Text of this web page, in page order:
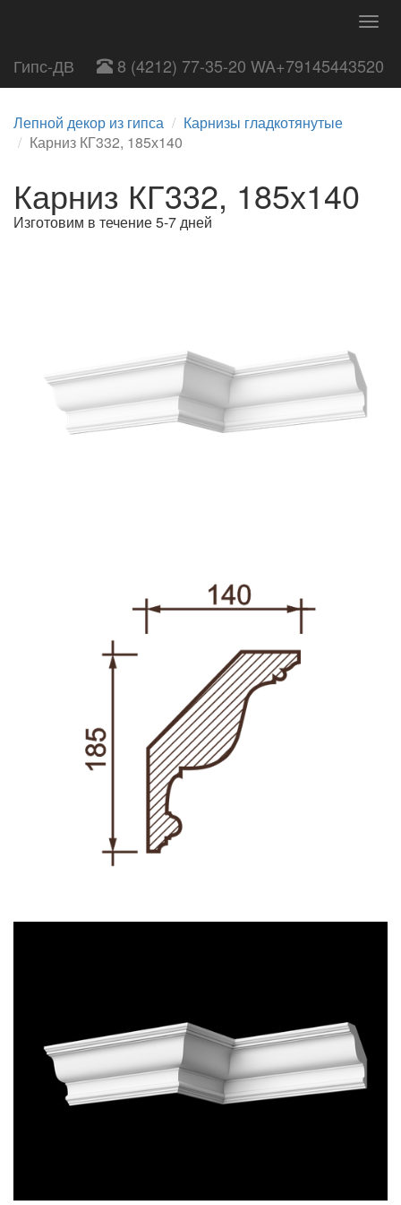
Гипс-ДВ 8 (4212) 77-35-20 WA+79145443520
Лепной декор из гипса
Карнизы гладкотянутые
Карниз КГ332, 185х140
Карниз КГ332, 185х140
Изготовим в течение 5-7 дней